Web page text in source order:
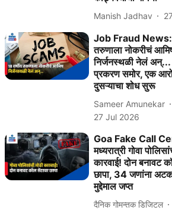
Manish Jadhav
Job Fraud News:
तरुणाला नोकरीचं
निर्जनस्थळी नेलं
प्रकरण समोर, एक
दुसऱ्याचा शोध सुरू
Sameer Amunekar
27 Jul 2026
Goa Fake Call
मध्यरात्री गोवा
कारवाई! दोन बनावट
छापा, 34 जणांना
मुद्देमाल जप्त
दैनिक गोमन्तक डिजिटल